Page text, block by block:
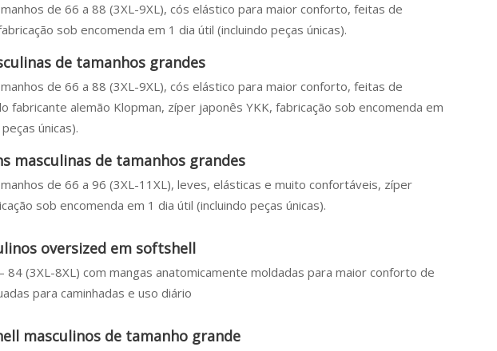
de 66 a 88 (3XL-9XL), cós elástico para maior conforto, feitas de
sob encomenda em 1 dia útil (incluindo peças únicas).
de tamanhos grandes
de 66 a 88 (3XL-9XL), cós elástico para maior conforto, feitas de
fabricante alemão Klopman, zíper japonês YKK, fabricação sob encomenda em
únicas).
masculinas de tamanhos grandes
de 66 a 96 (3XL-11XL), leves, elásticas e muito confortáveis, zíper
sob encomenda em 1 dia útil (incluindo peças únicas).
oversized em softshell
84 (3XL-8XL) com mangas anatomicamente moldadas para maior conforto de
para caminhadas e uso diário
masculinos de tamanho grande